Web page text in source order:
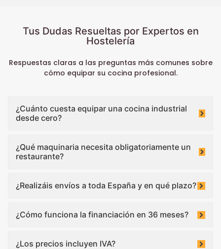
Tus Dudas Resueltas por Expertos en
Hostelería
Respuestas claras a las preguntas más comunes sobre
cómo equipar su cocina profesional.
¿Cuánto cuesta equipar una cocina industrial
desde cero?
¿Qué maquinaria necesita obligatoriamente un
restaurante?
¿Realizáis envíos a toda España y en qué plazo?
¿Cómo funciona la financiación en 36 meses?
¿Los precios incluyen IVA?